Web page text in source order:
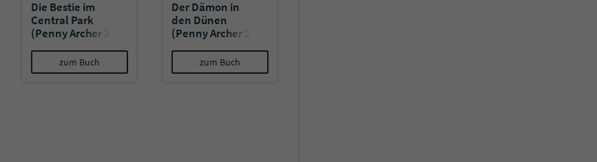
Die Bestie im
Central Park
(Penny Archer 3)
zum Buch
Der Dämon in
den Dünen
(Penny Archer 2)
zum Buch